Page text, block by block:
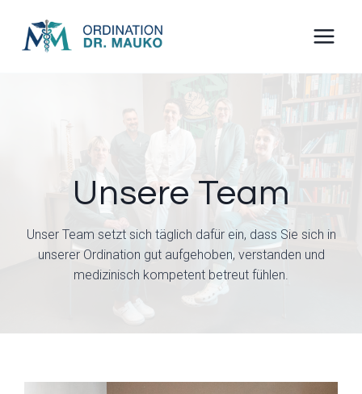
content
Unsere Team
Unser Team setzt sich täglich dafür ein, dass Sie sich in
unserer Ordination gut aufgehoben, verstanden und
medizinisch kompetent betreut fühlen.